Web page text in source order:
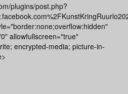
plugins/post.php?
allowfullscreen="true"
encrypted-media; picture-in-